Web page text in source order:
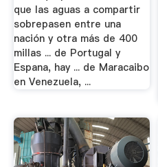
que las aguas a compartir
sobrepasen entre una
nación y otra más de 400
millas ... de Portugal y
Espana, hay ... de Maracaibo
en Venezuela, ...